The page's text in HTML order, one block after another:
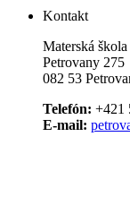
Kontakt
Materská
Petrovany 275
082 53
Telefón: +421
E-mail: